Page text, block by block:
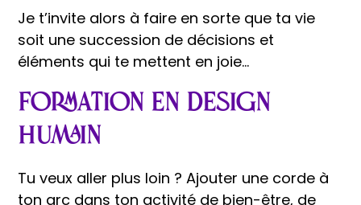
Je t’invite alors à faire en sorte que ta vie
soit une succession de décisions et
éléments qui te mettent en joie…
Formation en Design
Humain
Tu veux aller plus loin ? Ajouter une corde à
ton arc dans ton activité de bien-être, de